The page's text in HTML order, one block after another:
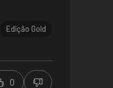
Edição Gold
0